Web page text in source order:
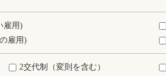
雇用)
雇用)
2交代制（変則を含む）